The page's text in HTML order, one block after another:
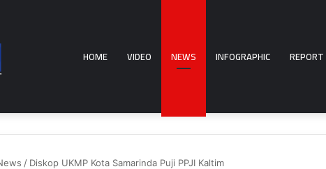
HOME VIDEO NEWS INFOGRAPHIC REPORT
/ Diskop UKMP Kota Samarinda Puji PPJI Kaltim